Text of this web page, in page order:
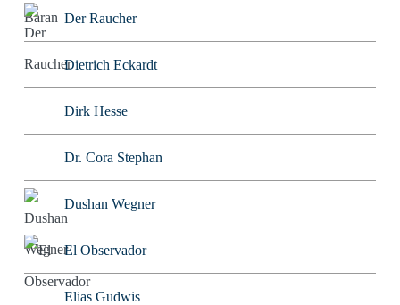
Der Raucher
Dietrich Eckardt
Dirk Hesse
Dr. Cora Stephan
Dushan Wegner
El Observador
Elias Gudwis